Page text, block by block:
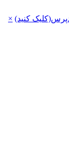
کنید) ×